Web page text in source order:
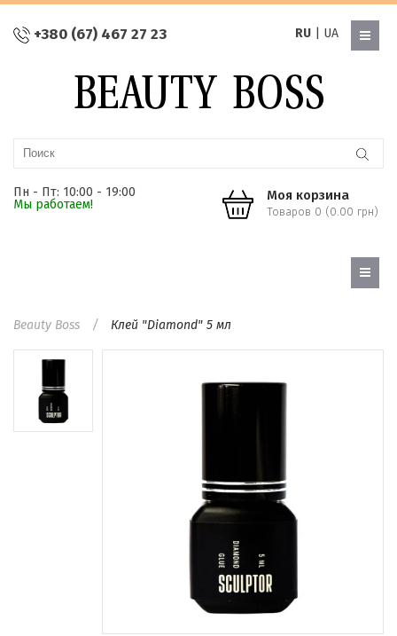
+380 (67) 467 27 23 RU| UA
Пн - Пт: 10:00 - 19:00
Мы работаем!
Моя корзина
Товаров 0 (0.00 грн)
Beauty Boss Клей "Diamond" 5 мл